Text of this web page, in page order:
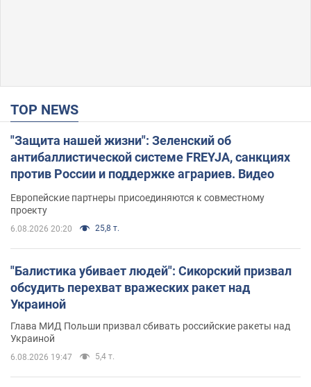
TOP NEWS
"Защита нашей жизни": Зеленский об
антибаллистической системе FREYJA, санкциях
против России и поддержке аграриев. Видео
Европейские партнеры присоединяются к совместному
проекту
6.08.2026 20:20 25,8 т.
"Балистика убивает людей": Сикорский призвал
обсудить перехват вражеских ракет над
Украиной
Глава МИД Польши призвал сбивать российские ракеты над
Украиной
6.08.2026 19:47 5,4 т.